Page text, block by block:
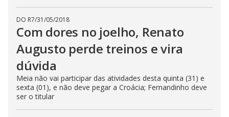
DO R7/31/05/2018
Com dores no joelho, Renato
Augusto perde treinos e vira
dúvida
Meia não vai participar das atividades desta quinta (31) e
sexta (01), e não deve pegar a Croácia; Fernandinho deve
ser o titular